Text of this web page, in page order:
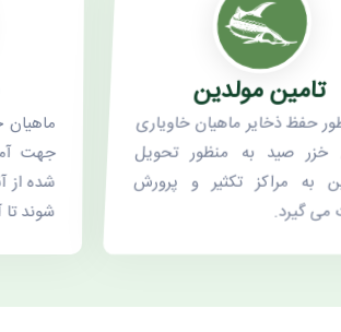
ماهیان
جهت
شده از
شوند تا
تامین مولدین
حفظ ذخایر ماهیان خاویاری
خزر صید به منظور تحویل
به مراکز تکثیر و پرورش
گیرد.